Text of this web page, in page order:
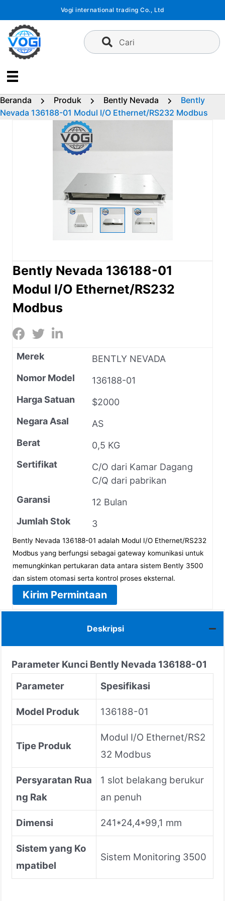
konten
Vogi international trading Co., Ltd
Cari
Beranda Produk Bently Nevada
Bently
Nevada 136188-01 Modul I/O Ethernet/RS232 Modbus
Bently Nevada 136188-01
Modul I/O Ethernet/RS232
Modbus
Merek
BENTLY NEVADA
Nomor Model
136188-01
Harga Satuan
$2000
Negara Asal
AS
Berat
0,5 KG
Sertifikat
C/O dari Kamar Dagang
C/Q dari pabrikan
Garansi
12 Bulan
Jumlah Stok
3
Bently Nevada 136188-01 adalah Modul I/O Ethernet/RS232
Modbus yang berfungsi sebagai gateway komunikasi untuk
memungkinkan pertukaran data antara sistem Bently 3500
dan sistem otomasi serta kontrol proses eksternal.
Kirim Permintaan
Deskripsi
Parameter Kunci Bently Nevada 136188-01
Parameter
Spesifikasi
Model Produk 136188-01
Tipe Produk
Modul I/O Ethernet/RS2
32 Modbus
Persyaratan Rua
ng Rak
1 slot belakang berukur
an penuh
Dimensi 241*24,4*99,1 mm
Sistem yang Ko
mpatibel
Sistem Monitoring 3500